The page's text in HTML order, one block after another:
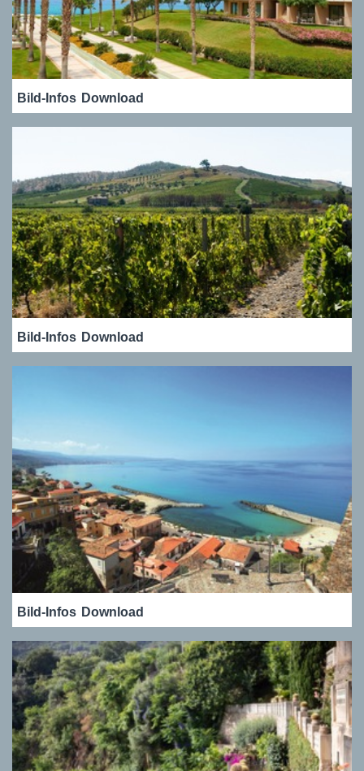
Bild-Infos Download
Bild-Infos Download
Bild-Infos Download